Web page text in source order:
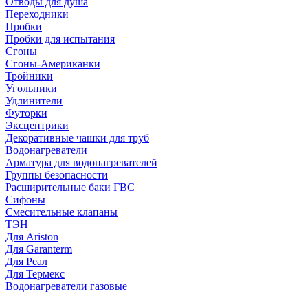
Переходники
Пробки
Пробки для испытания
Сгоны
Сгоны-Американки
Тройники
Угольники
Удлинители
Футорки
Эксцентрики
Декоративные чашки для труб
Водонагреватели
Арматура для водонагревателей
Группы безопасности
Расширительные баки ГВС
Сифоны
Смесительные клапаны
ТЭН
Для Ariston
Для Garanterm
Для Реал
Для Термекс
Водонагреватели газовые